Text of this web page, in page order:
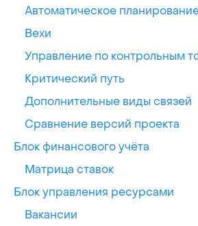
Автоматическое
Вехи
Управление по контрольным
Критический путь
Дополнительные виды связей
Сравнение версий проекта
Блок финансового учёта
Матрица ставок
Блок управления ресурсами
Вакансии